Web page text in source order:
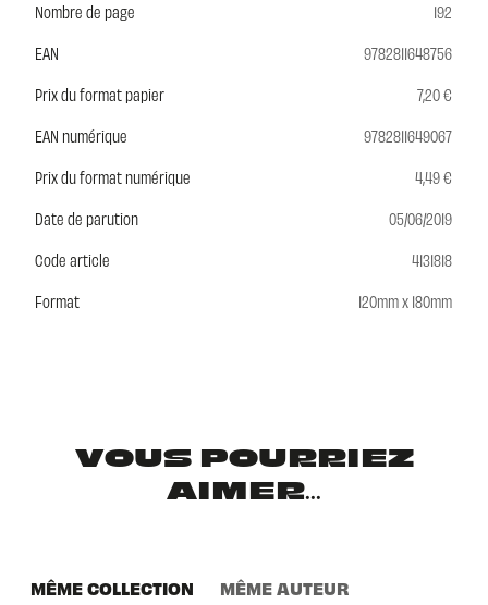
Nombre de page
192
EAN
9782811648756
Prix du format papier
7,20 €
EAN numérique
9782811649067
Prix du format numérique
4,49 €
Date de parution
05/06/2019
Code article
4131818
Format
120mm x 180mm
VOUS POURRIEZ
AIMER...
MÊME COLLECTION MÊME AUTEUR